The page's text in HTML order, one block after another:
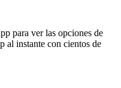
para ver las opciones de
al instante con cientos de